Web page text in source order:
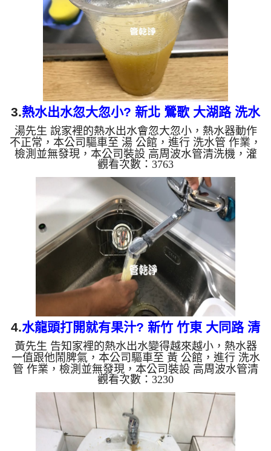
洗出來的水就會是咖啡色，地下水含有氧化錳，管壁
上會結成黑色管垢，洗出來的水會跟石油一樣黑，有
些洗出綠色的水，...
3.熱水出水忽大忽小? 新北 鶯歌 大湖路 洗水
管
湯先生 說家裡的熱水出水會忽大忽小，熱水器動作
不正常，本公司驅車至 湯 公館，進行 洗水管 作業，
檢測並無發現，本公司裝設 高周波水管清洗機，灌
入 檸檬酸 至水管，等了約15分，開啟 水管清洗機 ，
啟動 螺旋波 模式，一洗水管就流出棕色髒水，越洗
顏色就鮮豔，兩個多小時後，熱水出水順暢，熱水器
不會誤動作了。 如是自來水，如水管老化，會產生
鐵鏽跟泥沙堆積，洗出來的水就會是咖啡色，地下水
含有氧化錳，管壁上會結成黑色管垢，洗出來的水會
跟石油一樣黑，有些洗出綠色的水，是因為裡面有銅
的物質，生鏽產生銅...
觀看次數：3763
4.水龍頭打開就有果汁? 新竹 竹東 大同路 清
洗水管
黃先生 告知家裡的熱水出水變得越來越小，熱水器
一值跟他鬧脾氣，本公司驅車至 黃 公館，進行 洗水
管 作業，檢測並無發現，本公司裝設 高周波水管清
洗機，灌入 檸檬酸 至水管，等了約15分，開啟 水管
清洗機 ，啟動 螺旋波 模式，一洗水管就流出黃色果
汁，越洗就越髒，兩個多小時後，熱水的水量恢復，
熱水器正常動作了。 如是自來水，如水管老化，會
產生鐵鏽跟泥沙堆積，洗出來的水就會是咖啡色，地
下水含有氧化錳，管壁上會結成黑色管垢，洗出來的
觀看次數：3230